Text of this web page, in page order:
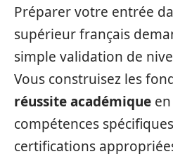
Préparer votre entrée
supérieur français
simple validation de
Vous construisez les
réussite académique
compétences
certifications